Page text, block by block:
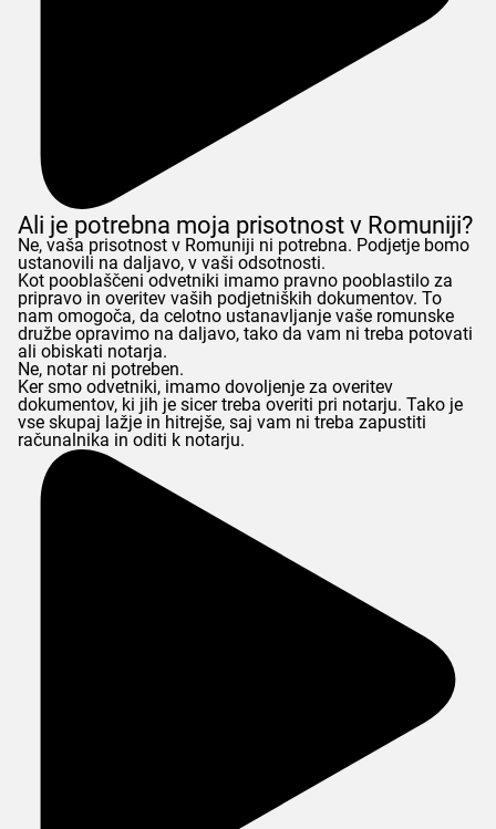
Ali je potrebna moja prisotnost v Romuniji?
Ne, vaša prisotnost v Romuniji ni potrebna. Podjetje bomo
ustanovili na daljavo, v vaši odsotnosti.
Kot pooblaščeni odvetniki imamo pravno pooblastilo za
pripravo in overitev vaših podjetniških dokumentov. To
nam omogoča, da celotno ustanavljanje vaše romunske
družbe opravimo na daljavo, tako da vam ni treba potovati
ali obiskati notarja.
Ne, notar ni potreben.
Ker smo odvetniki, imamo dovoljenje za overitev
dokumentov, ki jih je sicer treba overiti pri notarju. Tako je
vse skupaj lažje in hitrejše, saj vam ni treba zapustiti
računalnika in oditi k notarju.